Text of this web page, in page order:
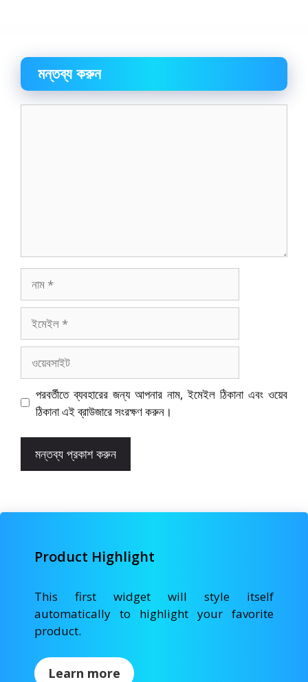
মন্তব্য করুন
ইমেইল
পরবর্তীতে ব্যবহারের জন্য আপনার নাম, ইমেইল ঠিকানা এবং ওয়েব
ঠিকানা এই ব্রাউজারে সংরক্ষণ করুন।
Product Highlight
This first widget will style itself
automatically to highlight your favorite
product.
Learn more